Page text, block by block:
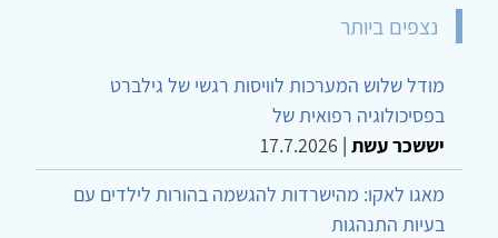
נצפים ביותר
מודל שלוש המערכות לוויסות רגשי של גילברט
בפסיכולוגיה רפואית של
יששכר עשת |
17.7.2026
מאגו לאקו: מהישרדות להגשמה בהורות לילדים עם
בעיות התנהגות